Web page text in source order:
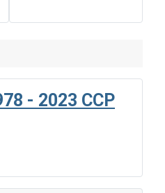
- 2023 CCP